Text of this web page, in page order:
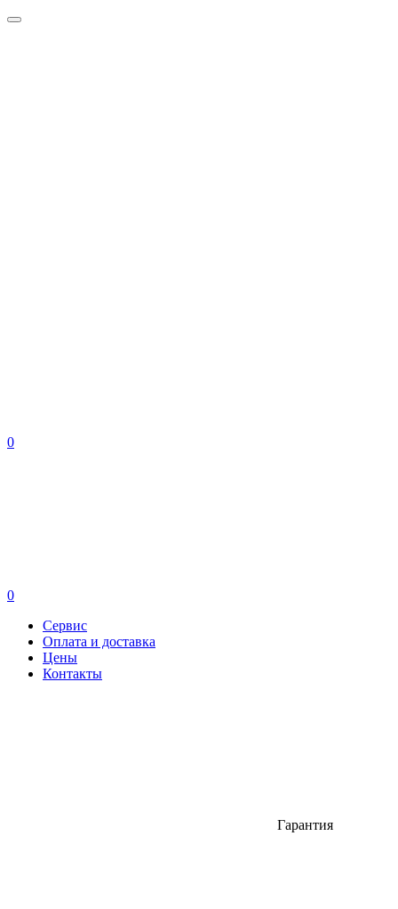
0
0
Сервис
Оплата и доставка
Цены
Контакты
Гарантия